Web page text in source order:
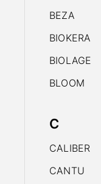
BEZA
BIOKERA
BIOLAGE
BLOOM
C
CALIBER
CANTU